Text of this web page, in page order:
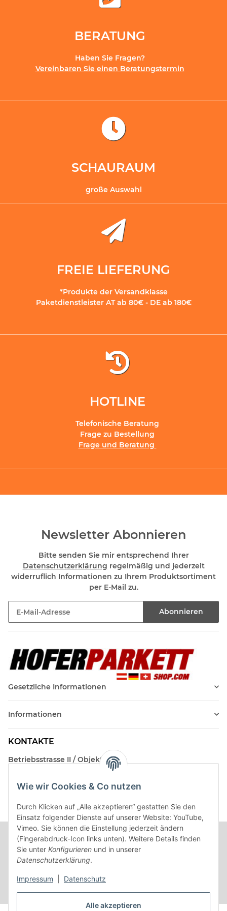
Alle akzeptieren
Wie wir Cookies & Co nutzen
Durch Klicken auf „Alle akzeptieren“ gestatten Sie den
Einsatz folgender Dienste auf unserer Website: YouTube,
Vimeo. Sie können die Einstellung jederzeit ändern
(Fingerabdruck-Icon links unten). Weitere Details finden
Sie unter Konfigurieren und in unserer
Datenschutzerklärung.
Impressum Datenschutz
BERATUNG
Haben Sie Fragen?
Vereinbaren Sie einen Beratungstermin
SCHAURAUM
große Auswahl
FREIE LIEFERUNG
*Produkte der Versandklasse
Paketdienstleister AT ab 80€ - DE ab 180€
HOTLINE
Telefonische Beratung
Frage zu Bestellung
Frage und Beratung
Newsletter Abonnieren
Bitte senden Sie mir entsprechend Ihrer
Datenschutzerklärung regelmäßig und jederzeit
widerruflich Informationen zu Ihrem Produktsortiment
per E-Mail zu.
Abonnieren
Gesetzliche Informationen
Informationen
KONTAKTE
Betriebsstrasse II / Objekt 17
Kontakt